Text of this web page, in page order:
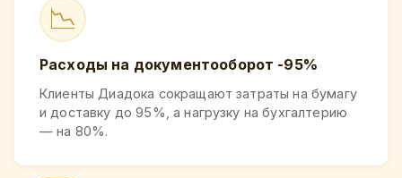
📉
Расходы на документооборот -95%
Клиенты Диадока сокращают затраты на бумагу
и доставку до 95%, а нагрузку на бухгалтерию
— на 80%.